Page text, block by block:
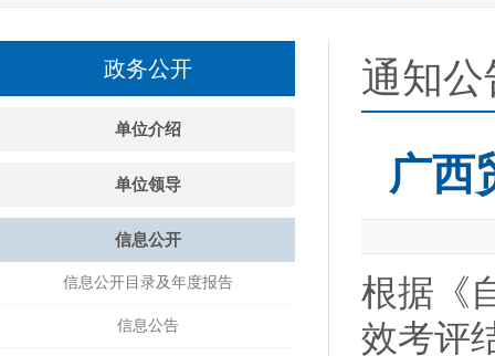
政务公开
单位介绍
单位领导
信息公开
信息公开目录及年度报告
信息公告
通知公
广西
根据《
效考评